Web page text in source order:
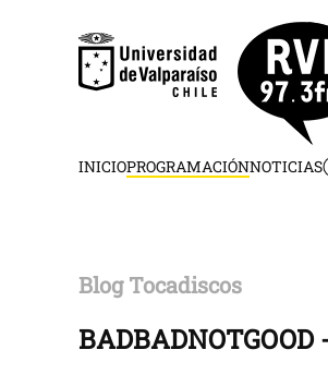
Skip to main content
INICIOPROGRAMACIÓNNOTICIAS
Blog Tocadiscos
BADBADNOTGOOD